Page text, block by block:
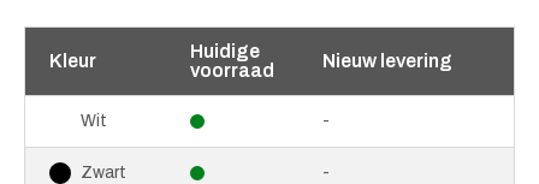
Kleur
Huidige
voorraad
Nieuw levering
Wit -
Zwart -